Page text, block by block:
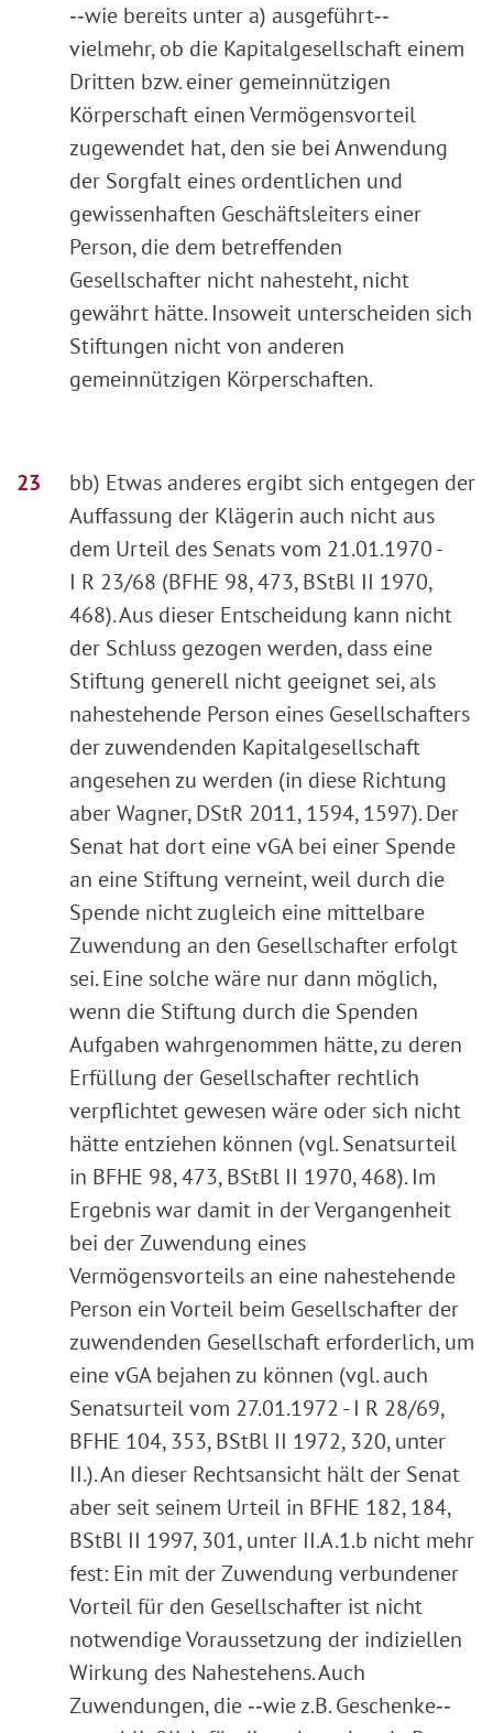
‑‑wie bereits unter a) ausgeführt‑‑
vielmehr, ob die Kapitalgesellschaft einem
Dritten bzw. einer gemeinnützigen
Körperschaft einen Vermögensvorteil
zugewendet hat, den sie bei Anwendung
der Sorgfalt eines ordentlichen und
gewissenhaften Geschäftsleiters einer
Person, die dem betreffenden
Gesellschafter nicht nahesteht, nicht
gewährt hätte. Insoweit unterscheiden sich
Stiftungen nicht von anderen
gemeinnützigen Körperschaften.
bb) Etwas anderes ergibt sich entgegen der
Auffassung der Klägerin auch nicht aus
dem Urteil des Senats vom 21.01.1970 -
I R 23/68 (BFHE 98, 473, BStBl II 1970,
468). Aus dieser Entscheidung kann nicht
der Schluss gezogen werden, dass eine
Stiftung generell nicht geeignet sei, als
nahestehende Person eines Gesellschafters
der zuwendenden Kapitalgesellschaft
angesehen zu werden (in diese Richtung
aber Wagner, DStR 2011, 1594, 1597). Der
Senat hat dort eine vGA bei einer Spende
an eine Stiftung verneint, weil durch die
Spende nicht zugleich eine mittelbare
Zuwendung an den Gesellschafter erfolgt
sei. Eine solche wäre nur dann möglich,
wenn die Stiftung durch die Spenden
Aufgaben wahrgenommen hätte, zu deren
Erfüllung der Gesellschafter rechtlich
verpflichtet gewesen wäre oder sich nicht
hätte entziehen können (vgl. Senatsurteil
in BFHE 98, 473, BStBl II 1970, 468). Im
Ergebnis war damit in der Vergangenheit
bei der Zuwendung eines
Vermögensvorteils an eine nahestehende
Person ein Vorteil beim Gesellschafter der
zuwendenden Gesellschaft erforderlich, um
eine vGA bejahen zu können (vgl. auch
Senatsurteil vom 27.01.1972 - I R 28/69,
BFHE 104, 353, BStBl II 1972, 320, unter
II.). An dieser Rechtsansicht hält der Senat
aber seit seinem Urteil in BFHE 182, 184,
BStBl II 1997, 301, unter II.A.1.b nicht mehr
fest: Ein mit der Zuwendung verbundener
Vorteil für den Gesellschafter ist nicht
notwendige Voraussetzung der indiziellen
Wirkung des Nahestehens. Auch
Zuwendungen, die ‑‑wie z.B. Geschenke‑‑